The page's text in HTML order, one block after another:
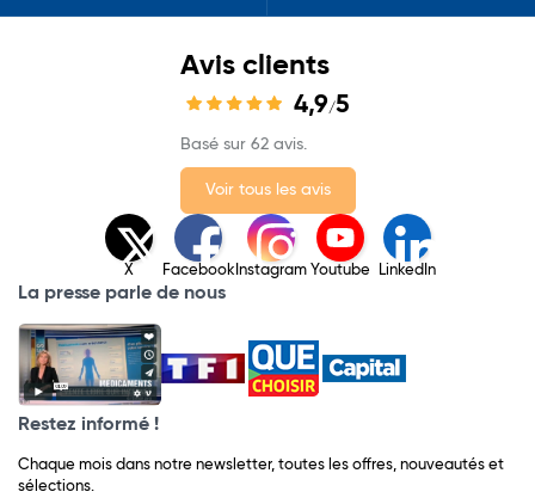
Avis clients
4,9/5
Basé sur 62 avis.
Voir tous les avis
X Facebook Instagram Youtube LinkedIn
La presse parle de nous
Restez informé !
Chaque mois dans notre newsletter, toutes les offres, nouveautés et
sélections.